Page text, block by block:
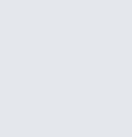
con schermo
ora, spedizione